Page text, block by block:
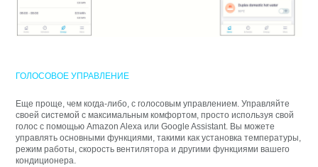
ГОЛОСОВОЕ УПРАВЛЕНИЕ
Еще проще, чем когда-либо, с голосовым управлением. Управляйте
своей системой с максимальным комфортом, просто используя свой
голос с помощью Amazon Alexa или Google Assistant. Вы можете
управлять основными функциями, такими как установка температуры,
режим работы, скорость вентилятора и другими функциями вашего
кондиционера.